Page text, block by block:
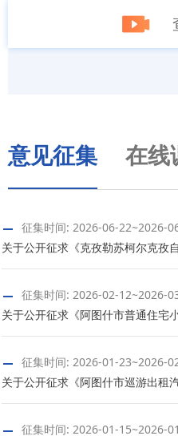
意见征集 在线
征集时间: 2026-06-22~2026-
征集时间: 2026-02-12~2026-
征集时间: 2026-01-23~2026-
征集时间: 2026-01-15~2026-